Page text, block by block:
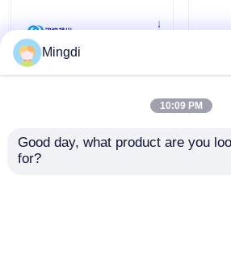
Linea di produzione
Mingdi
10:09 PM
Good day, what product are you
for?